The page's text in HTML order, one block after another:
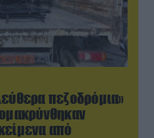
πεζοδρόμια»
από